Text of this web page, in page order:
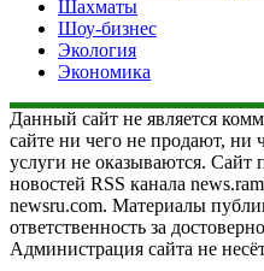
Шахматы
Шоу-бизнес
Экология
Экономика
Данный сайт не является
сайте ни чего не продают, ни
услуги не оказываются. Сайт
новостей RSS канала
newsru.com. Материалы
ответственность за
Администрация сайта не